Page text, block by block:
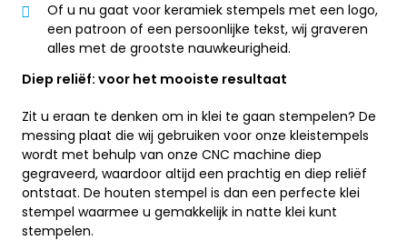
Of u nu gaat voor keramiek stempels met een logo,
een patroon of een persoonlijke tekst, wij graveren
alles met de grootste nauwkeurigheid.
Diep reliëf: voor het mooiste resultaat
Zit u eraan te denken om in klei te gaan stempelen? De
messing plaat die wij gebruiken voor onze kleistempels
wordt met behulp van onze CNC machine diep
gegraveerd, waardoor altijd een prachtig en diep reliëf
ontstaat. De houten stempel is dan een perfecte klei
stempel waarmee u gemakkelijk in natte klei kunt
stempelen.